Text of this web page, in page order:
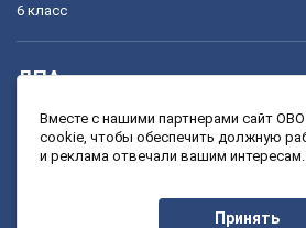
6 класс
ДПА
4 класс
9 класс
11 класс
Вместе с нашими партнерами сайт
cookie, чтобы обеспечить должную
и реклама отвечали вашим интересам.
Принять